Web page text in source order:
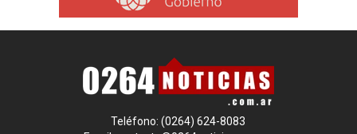
Teléfono: (0264) 624-8083